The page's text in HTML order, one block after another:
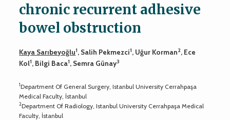
chronic recurrent adhesive
bowel obstruction
Kaya Sarıbeyoğlu1, Salih Pekmezci1, Uğur Korman2, Ece
Kol1, Bilgi Baca1, Semra Günay3
1Department Of General Surgery, Istanbul University Cerrahpaşa
Medical Faculty, İstanbul
2Department Of Radiology, Istanbul University Cerrahpaşa Medical
Faculty, İstanbul